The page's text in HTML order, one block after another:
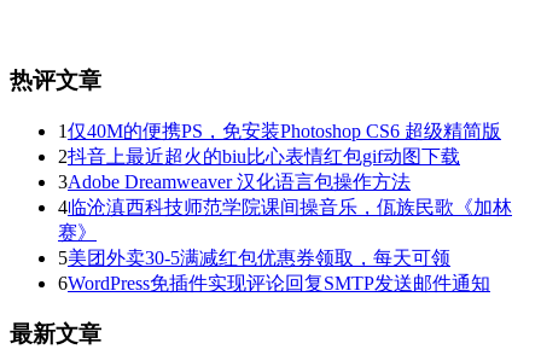
热评文章
1仅40M的便携PS，免安装Photoshop CS6 超级精简版
2抖音上最近超火的biu比心表情红包gif动图下载
3Adobe Dreamweaver 汉化语言包操作方法
4临沧滇西科技师范学院课间操音乐，佤族民歌《加林
赛》
5美团外卖30-5满减红包优惠券领取，每天可领
6WordPress免插件实现评论回复SMTP发送邮件通知
最新文章